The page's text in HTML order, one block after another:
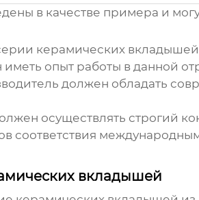
в качестве примера и
керамических
опыт работы в данной
должен обладать
осуществлять строгий
соответствия
вкладышей